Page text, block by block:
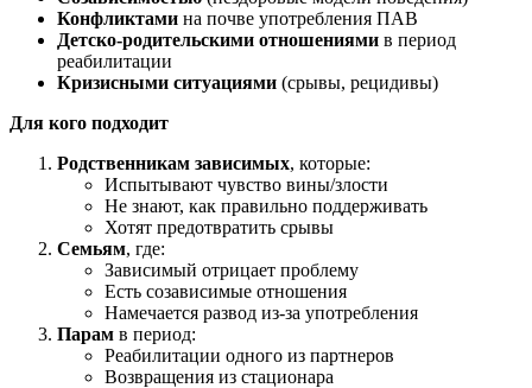
Конфликтами на почве употребления ПАВ
Детско-родительскими отношениями в период
реабилитации
Кризисными ситуациями (срывы, рецидивы)
Для кого подходит
Родственникам зависимых, которые:
Испытывают чувство вины/злости
Не знают, как правильно поддерживать
Хотят предотвратить срывы
Семьям, где:
Зависимый отрицает проблему
Есть созависимые отношения
Намечается развод из-за употребления
Парам в период:
Реабилитации одного из партнеров
Возвращения из стационара